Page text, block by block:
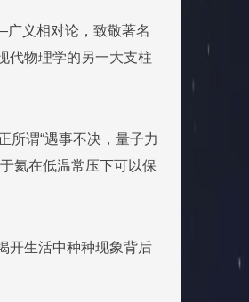
义相对论，致敬著名
代物理学的另一大支柱
所谓“遇事不决，量子力
氦在低温常压下可以保
开生活中种种现象背后